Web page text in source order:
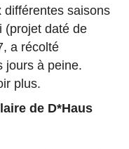
différentes saisons
(projet daté de
a récolté
jours à peine.
plus.
de D*Haus